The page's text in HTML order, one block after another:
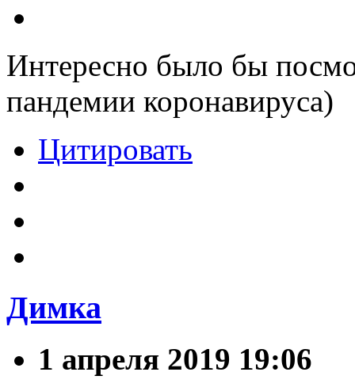
Интересно было бы
пандемии коронавируса)
Цитировать
Димка
1 апреля 2019 19:06